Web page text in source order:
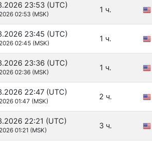
23:53 (UTC)
02:53 (MSK) 1 ч.
23:45 (UTC)
02:45 (MSK) 1 ч.
23:36 (UTC)
02:36 (MSK) 1 ч.
22:47 (UTC)
01:47 (MSK) 2 ч.
22:21 (UTC)
01:21 (MSK) 3 ч.